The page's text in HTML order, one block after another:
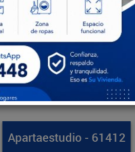
Apartamento - 8890